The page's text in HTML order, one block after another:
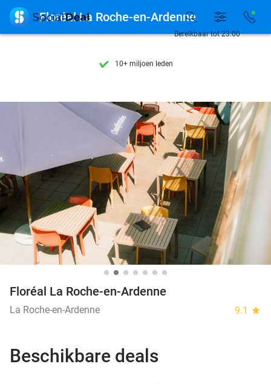
7 dagen per week beschikbaar
7 dagen per week beschikbaar
10+ miljoen leden
Bereikbaar tot 23:00
 Floréal La Roche-en-Ardenne
Floréal La Roche-en-Ardenne
La Roche-en-Ardenne 9.1 star
Beschikbare deals